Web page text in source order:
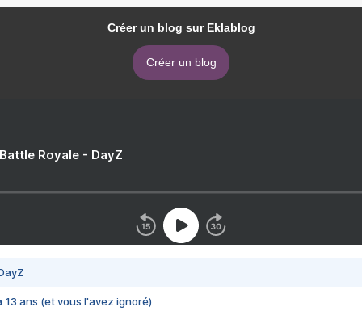
Créer un blog sur Eklablog
Créer un blog
Royale - DayZ
13 ans (et vous l'avez ignoré)